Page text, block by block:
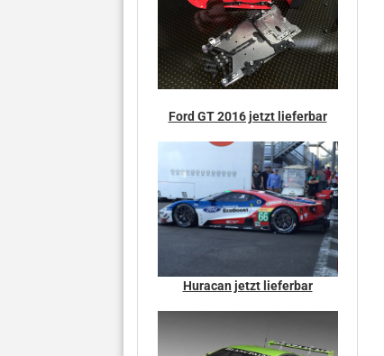
Ford GT 2016 jetzt lieferbar
Huracan jetzt lieferbar